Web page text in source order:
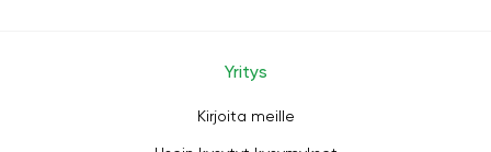
Yritys
Kirjoita meille